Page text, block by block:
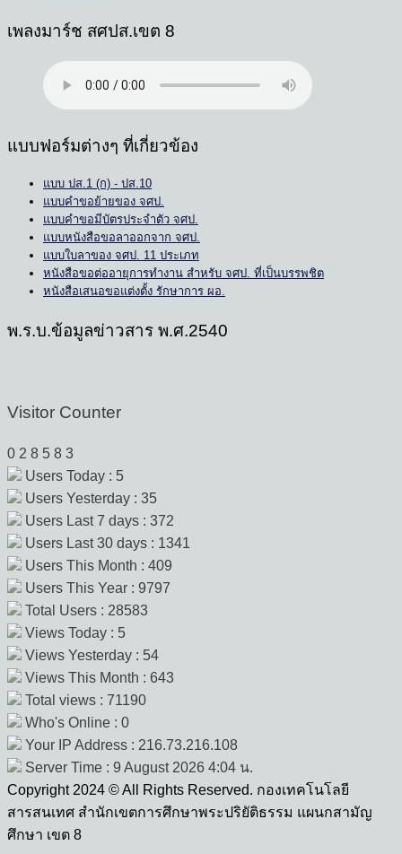
เพลงมาร์ช สศปส.เขต 8
แบบฟอร์มต่างๆ ที่เกี่ยวข้อง
แบบ ปส.1 (ก) - ปส.10
แบบคำขอย้ายของ จศป.
แบบคำขอมีบัตรประจำตัว จศป.
แบบหนังสือขอลาออกจาก จศป.
แบบใบลาของ จศป. 11 ประเภท
หนังสือขอต่ออายุการทำงาน สำหรับ จศป. ที่เป็นบรรพชิต
หนังสือเสนอขอแต่งตั้ง รักษาการ ผอ.
พ.ร.บ.ข้อมูลข่าวสาร พ.ศ.2540
Visitor Counter
0 2 8 5 8 3
Users Today : 5
Users Yesterday : 35
Users Last 7 days : 372
Users Last 30 days : 1341
Users This Month : 409
Users This Year : 9797
Total Users : 28583
Views Today : 5
Views Yesterday : 54
Views This Month : 643
Total views : 71190
Who's Online : 0
Your IP Address : 216.73.216.108
Server Time : 9 August 2026 4:04 น.
Copyright 2024 © All Rights Reserved. กองเทคโนโลยี
สารสนเทศ สำนักเขตการศึกษาพระปริยัติธรรม แผนกสามัญ
ศึกษา เขต 8